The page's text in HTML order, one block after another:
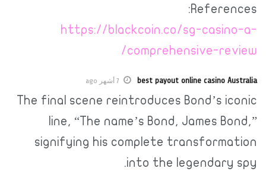
References:
https://blackcoin.co/sg-casino-a-
comprehensive-review/
best payout online casino Australia 7 أشهر ago
The final scene reintroduces Bond’s iconic
line, “The name’s Bond, James Bond,”
signifying his complete transformation
into the legendary spy.